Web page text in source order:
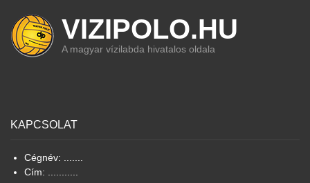
VIZIPOLO.HU
A magyar vízilabda hivatalos oldala
KAPCSOLAT
Cégnév: .......
Cím: ...........